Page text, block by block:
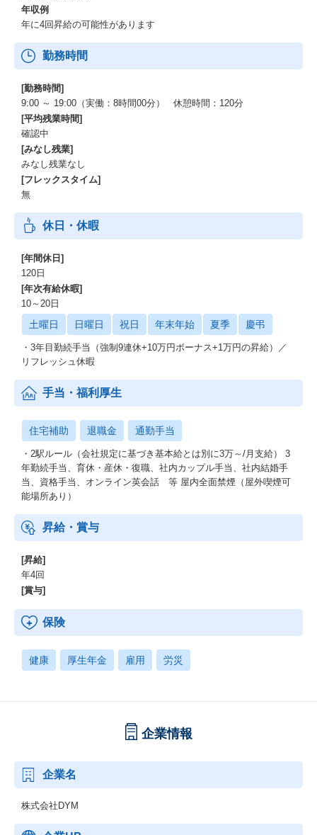
年収例
年に4回昇給の可能性があります
勤務時間
[勤務時間]
9:00 ～ 19:00（実働：8時間00分） 休憩時間：120分
[平均残業時間]
確認中
[みなし残業]
みなし残業なし
[フレックスタイム]
無
休日・休暇
[年間休日]
120日
[年次有給休暇]
10～20日
土曜日 日曜日 祝日 年末年始 夏季 慶弔
・3年目勤続手当（強制9連休+10万円ボーナス+1万円の昇給）／
リフレッシュ休暇
手当・福利厚生
住宅補助 退職金 通勤手当
・2駅ルール（会社規定に基づき基本給とは別に3万～/月支給） 3
年勤続手当、育休・産休・復職、社内カップル手当、社内結婚手
当、資格手当、オンライン英会話 等 屋内全面禁煙（屋外喫煙可
能場所あり）
昇給・賞与
[昇給]
年4回
[賞与]
保険
健康 厚生年金 雇用 労災
企業情報
企業名
株式会社DYM